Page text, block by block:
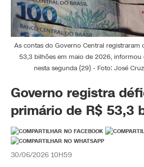
As contas do Governo Central registraram
53,3 bilhões em maio de 2026, informou
nesta segunda (29) - Foto: José
Governo registra
primário de R$ 53,3
30/06/2026 10H59